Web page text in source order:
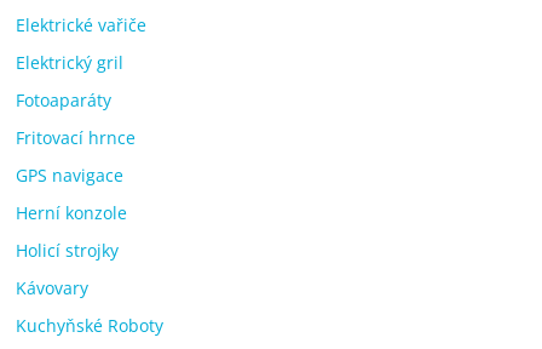
Elektrické vařiče
Elektrický gril
Fotoaparáty
Fritovací hrnce
GPS navigace
Herní konzole
Holicí strojky
Kávovary
Kuchyňské Roboty